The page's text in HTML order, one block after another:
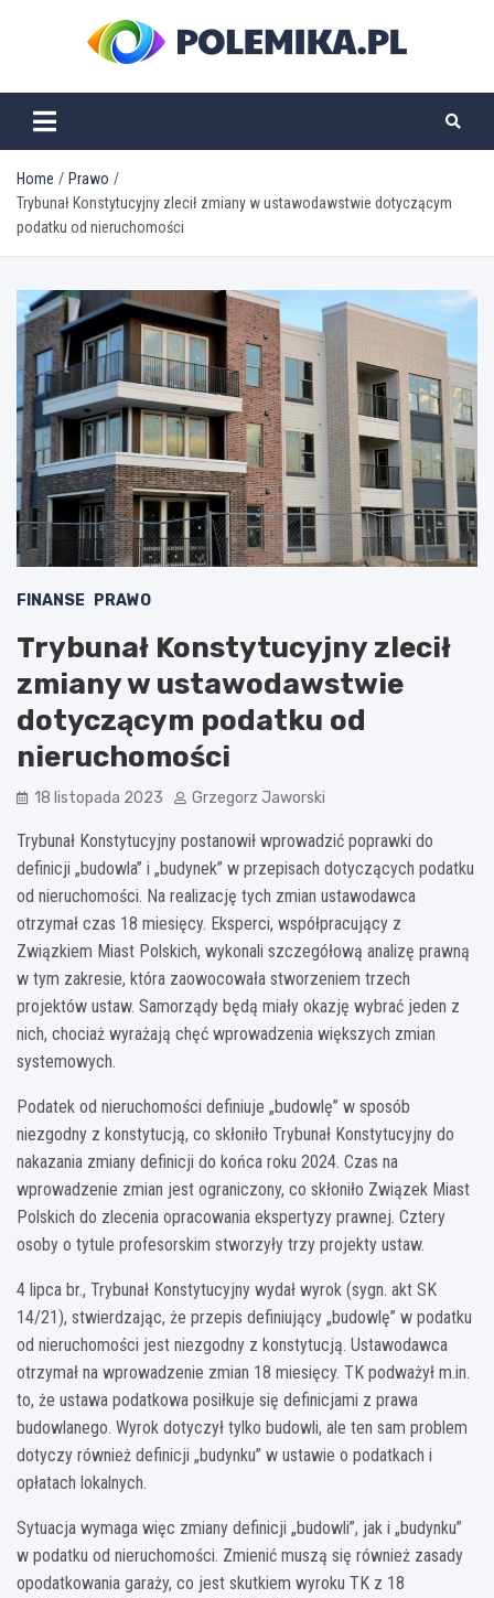
polemika.pl
Home
Prawo
Trybunał Konstytucyjny zlecił zmiany w ustawodawstwie dotyczącym
podatku od nieruchomości
FINANSE PRAWO
Trybunał Konstytucyjny zlecił
zmiany w ustawodawstwie
dotyczącym podatku od
nieruchomości
18 listopada 2023 Grzegorz Jaworski
Trybunał Konstytucyjny postanowił wprowadzić poprawki do
definicji „budowla” i „budynek” w przepisach dotyczących podatku
od nieruchomości. Na realizację tych zmian ustawodawca
otrzymał czas 18 miesięcy. Eksperci, współpracujący z
Związkiem Miast Polskich, wykonali szczegółową analizę prawną
w tym zakresie, która zaowocowała stworzeniem trzech
projektów ustaw. Samorządy będą miały okazję wybrać jeden z
nich, chociaż wyrażają chęć wprowadzenia większych zmian
systemowych.
Podatek od nieruchomości definiuje „budowlę” w sposób
niezgodny z konstytucją, co skłoniło Trybunał Konstytucyjny do
nakazania zmiany definicji do końca roku 2024. Czas na
wprowadzenie zmian jest ograniczony, co skłoniło Związek Miast
Polskich do zlecenia opracowania ekspertyzy prawnej. Cztery
osoby o tytule profesorskim stworzyły trzy projekty ustaw.
4 lipca br., Trybunał Konstytucyjny wydał wyrok (sygn. akt SK
14/21), stwierdzając, że przepis definiujący „budowlę” w podatku
od nieruchomości jest niezgodny z konstytucją. Ustawodawca
otrzymał na wprowadzenie zmian 18 miesięcy. TK podważył m.in.
to, że ustawa podatkowa posiłkuje się definicjami z prawa
budowlanego. Wyrok dotyczył tylko budowli, ale ten sam problem
dotyczy również definicji „budynku” w ustawie o podatkach i
opłatach lokalnych.
Sytuacja wymaga więc zmiany definicji „budowli”, jak i „budynku”
w podatku od nieruchomości. Zmienić muszą się również zasady
opodatkowania garaży, co jest skutkiem wyroku TK z 18